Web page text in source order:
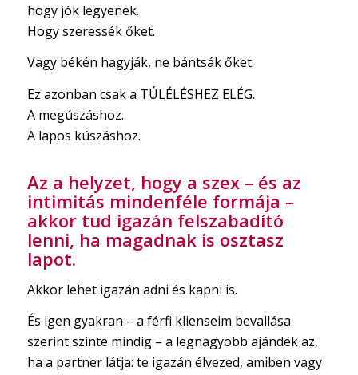
hogy jók legyenek.
Hogy szeressék őket.
Vagy békén hagyják, ne bántsák őket.
Ez azonban csak a TÚLÉLÉSHEZ ELÉG.
A megúszáshoz.
A lapos kúszáshoz.
Az a helyzet, hogy a szex – és az
intimitás mindenféle formája –
akkor tud igazán felszabadító
lenni, ha magadnak is osztasz
lapot.
Akkor lehet igazán adni és kapni is.
És igen gyakran – a férfi klienseim bevallása
szerint szinte mindig – a legnagyobb ajándék az,
ha a partner látja: te igazán élvezed, amiben vagy